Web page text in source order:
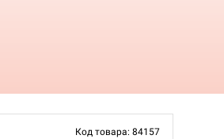
Код товара: 84157